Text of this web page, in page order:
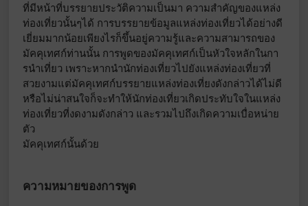
ที่มีหน้าที่บรรยายประวัติความเป็นมา ความสําคัญของแหล่ง
ท่องเที่ยวนั้นๆได้ การบรรยายข้อมูลแหล่งท่องเที่ยวได้อย่างดี
เยี่ยมมากน้อยเพียงไรก็ขึ้นอยู่ความรู้และความสามารถของ
มัคคุเทศก์ท่านนั้น การพูดของมัคคุเทศก์เป็นหัวใจหลักในกา
รนําเที่ยว เพราะหากนํานักท่องเที่ยวไปยังแหล่งท่องเที่ยวที่
สวยงามแต่มัคคุเทศก์บรรยายแหล่งท่องเที่ยงดังกล่าวได้ไม่ดี
หรือไม่น่าสนใจก็จะทําให้นักท่องเที่ยวเกิดประทับใจในแหล่ง
ท่องเที่ยวที่งดงามดังกล่าว และรวมไปถึงเกิดความเบื่อหน่าย
ตัว
มัคคุเทศก์นั้นด้วย
ความหมายของการพูด